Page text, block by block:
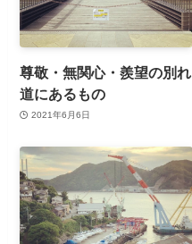
尊敬・無関心・羨望の別れ
道にあるもの
2021年6月6日